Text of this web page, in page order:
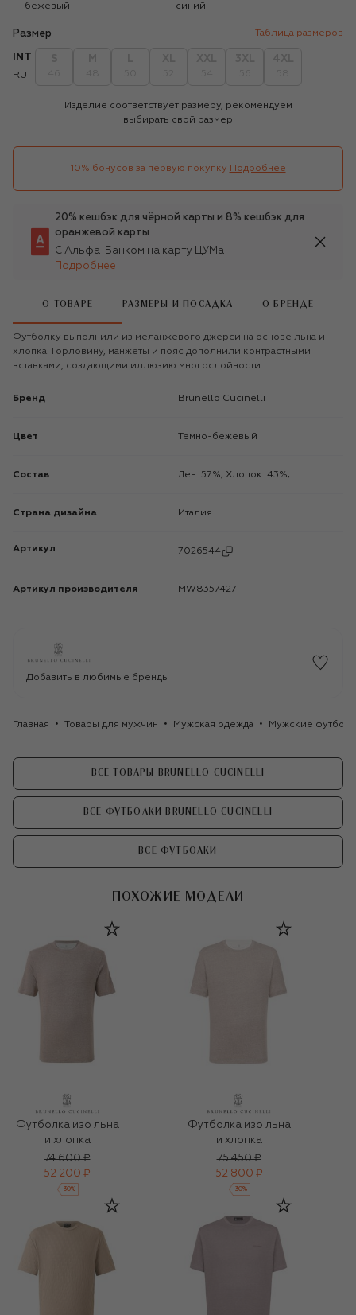
бежевый
синий
Размер Таблица размеров
INT
RU
Изделие соответствует размеру, рекомендуем
выбирать свой размер
10% бонусов за первую покупку Подробнее
20% кешбэк для чёрной карты и 8% кешбэк для
оранжевой карты
С Альфа-Банком на карту ЦУМа
Подробнее
О ТОВАРЕ РАЗМЕРЫ И ПОСАДКА О БРЕНДЕ
Футболку выполнили из меланжевого джерси на основе льна и
хлопка. Горловину, манжеты и пояс дополнили контрастными
вставками, создающими иллюзию многослойности.
Бренд Brunello Cucinelli
Цвет Темно-бежевый
Состав Лен: 57%; Хлопок: 43%;
Страна дизайна Италия
Артикул 7026544
Артикул производителя MW8357427
Добавить в любимые бренды
Главная Товары для мужчин Мужская одежда Мужские
ВСЕ ТОВАРЫ BRUNELLO CUCINELLI
ВСЕ ФУТБОЛКИ BRUNELLO CUCINELLI
ВСЕ ФУТБОЛКИ
ПОХОЖИЕ МОДЕЛИ
Футболка изо льна
и хлопка
74 600 ₽
52 200 ₽
-30%
Футболка изо льна
и хлопка
75 450 ₽
52 800 ₽
-30%